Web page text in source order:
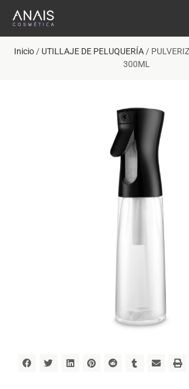
Inicio/ UTILLAJE DE PELUQUERÍA/
300ML